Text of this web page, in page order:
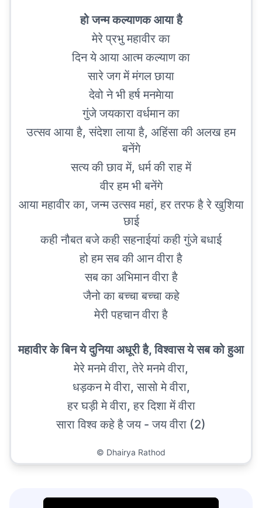
हो जन्म कल्याणक आया है
मेरे प्रभु महावीर का
दिन ये आया आत्म कल्याण का
सारे जग में मंगल छाया
देवो ने भी हर्ष मनमेाया
गुंजे जयकारा वर्धमान का
उत्सव आया है, संदेशा लाया है, अहिंसा की अलख हम
बनेंगे
सत्य की छाव में, धर्म की राह में
वीर हम भी बनेंगे
आया महावीर का, जन्म उत्सव महां, हर तरफ है रे खुशिया
छाई
कही नौबत बजे कही सहनाईयां कही गुंजे बधाई
हो हम सब की आन वीरा है
सब का अभिमान वीरा है
जैनो का बच्चा बच्चा कहे
मेरी पहचान वीरा है
महावीर के बिन ये दुनिया अधूरी है, विश्वास ये सब को हुआ
मेरे मनमे वीरा, तेरे मनमे वीरा,
धड़कन मे वीरा, सासो मे वीरा,
हर घड़ी मे वीरा, हर दिशा में वीरा
सारा विश्व कहे है जय - जय वीरा (2)
© Dhairya Rathod